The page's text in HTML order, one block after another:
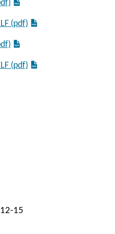
(pdf)
(pdf)
15